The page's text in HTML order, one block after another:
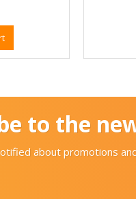
to the
about promotions